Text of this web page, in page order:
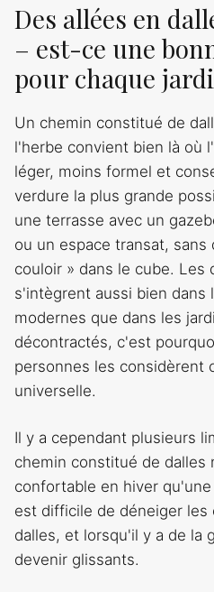
Des allées en
– est-ce une
pour chaque
Un chemin constitué de
l'herbe convient bien là où
léger, moins formel et
verdure la plus grande
une terrasse avec un
ou un espace transat, sans
couloir » dans le cube. Les
s'intègrent aussi bien dans
modernes que dans les
décontractés, c'est
personnes les considèrent
universelle.
Il y a cependant plusieurs
chemin constitué de dalles
confortable en hiver
est difficile de déneiger les
dalles, et lorsqu'il y a de la
devenir glissants.